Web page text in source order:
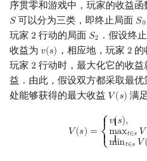
Polygon
OJ 工具
LaTeX 入门
Git
倍增
构造
Dancing Links
Alpha–Beta 剪枝
优化
插头 DP
计数 DP
动态 DP
概率 DP
AC 自动机
后缀数组 (SA)
后缀自动机 (SAM)
后缀平衡树
广义后缀自动机
模逆元
线性同余方程
中国剩余定理
升幂引理
常系数齐次线性递推
多项式平移|连续点值平移
符号化方法
Lagrange 反演
形式幂级数复合|复合逆
Entringer Number
Eulerian Number
分拆数
范德蒙德卷积
特征多项式
对角化
Jordan标准型
单调队列
ST 表
树状数组
线段树
生成树问题
斯坦纳树
拆点
连通性相关
半平面交
平面最近点对
随机增量法
反演变换
字节顺序
约瑟夫问题
表达式求值
在一台机器上规划任务
序贯零和游戏中，玩家的收益
𝑆
S可以分为三类，即终止局面 𝑆0
S0
玩家 2
2 行动的局面 𝑆2
S2 ．假设终
收益为 𝑣(𝑠)
v(s) ，相应地，玩家 2
2的
玩家 2
2 行动时，最大化它的收
益．由此，假设双方都采取最优
处能够获得的最大收益 𝑉(𝑠)
V(s) 满
𝑉(𝑠) =
⎧
{ {
⎨{ {
⎩
𝑣(𝑠),
max𝑡∈𝑠 𝑉
min𝑡∈𝑠 𝑉
maxt∈sV